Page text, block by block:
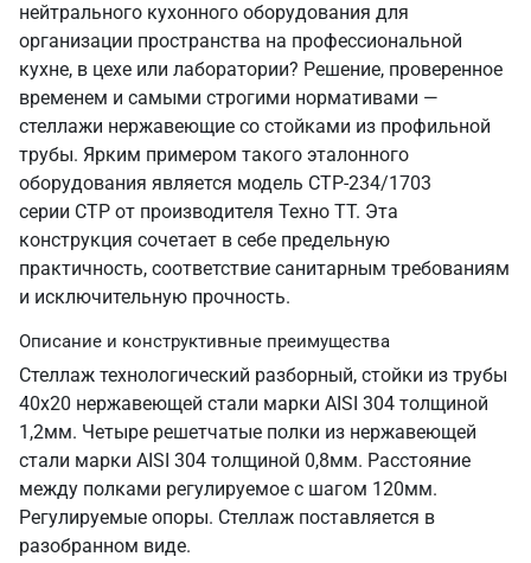
нейтрального кухонного оборудования для
организации пространства на профессиональной
кухне, в цехе или лаборатории? Решение, проверенное
временем и самыми строгими нормативами —
стеллажи нержавеющие со стойками из профильной
трубы. Ярким примером такого эталонного
оборудования является модель СТР-234/1703
серии СТР от производителя Техно ТТ. Эта
конструкция сочетает в себе предельную
практичность, соответствие санитарным требованиям
и исключительную прочность.
Описание и конструктивные преимущества
Стеллаж технологический разборный, стойки из трубы
40х20 нержавеющей стали марки AISI 304 толщиной
1,2мм. Четыре решетчатые полки из нержавеющей
стали марки AISI 304 толщиной 0,8мм. Расстояние
между полками регулируемое с шагом 120мм.
Регулируемые опоры. Стеллаж поставляется в
разобранном виде.